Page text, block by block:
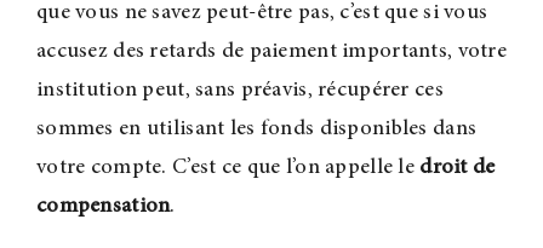
que vous ne savez peut-être pas, c’est que si vous
accusez des retards de paiement importants, votre
institution peut, sans préavis, récupérer ces
sommes en utilisant les fonds disponibles dans
votre compte. C’est ce que l’on appelle le droit de
compensation.